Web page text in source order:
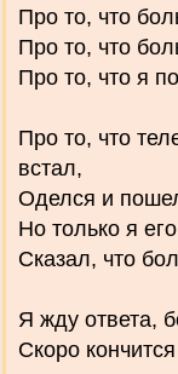
Про то, что
Про то, что
Про то, что я
Про то, что
встал,
Оделся и
Но только я
Сказал, что
Я жду ответа,
Скоро